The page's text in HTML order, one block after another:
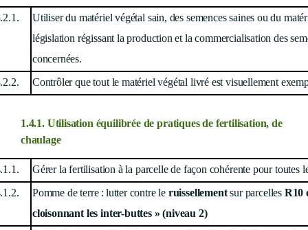
Utiliser du matériel végétal sain, des semences saines ou du
législation régissant la production et la commercialisation des
concernées.
Contrôler que tout le matériel végétal livré est visuellement
1.4.1.Utilisation équilibrée de pratiques de fertilisation, de
chaulage
Gérer la fertilisation à la parcelle de façon cohérente pour toutes
Pomme de terre : lutter contre le ruissellementsur parcelles R10
cloisonnant les inter-buttes » (niveau 2)